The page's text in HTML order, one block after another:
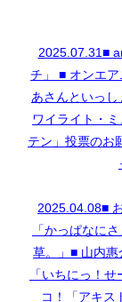
2025.07.31■
チ」 ■ オンエ
あさんといっ
ワイライト・
テン」投票のお
2025.04.08■
「かっぱなに
草。」■ 山内惠
「いちにっ！
コ！「アキス